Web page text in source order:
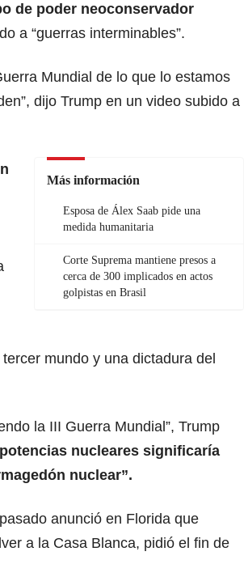
de poder neoconservador
a “guerras interminables”.
Mundial de lo que lo estamos
dijo Trump en un video subido a
Más información
Esposa de Álex Saab pide una
medida humanitaria
Corte Suprema mantiene presos a
cerca de 300 implicados en actos
golpistas en Brasil
mundo y una dictadura del
la III Guerra Mundial”, Trump
nucleares significaría
nuclear”.
anunció en Florida que
a la Casa Blanca, pidió el fin de